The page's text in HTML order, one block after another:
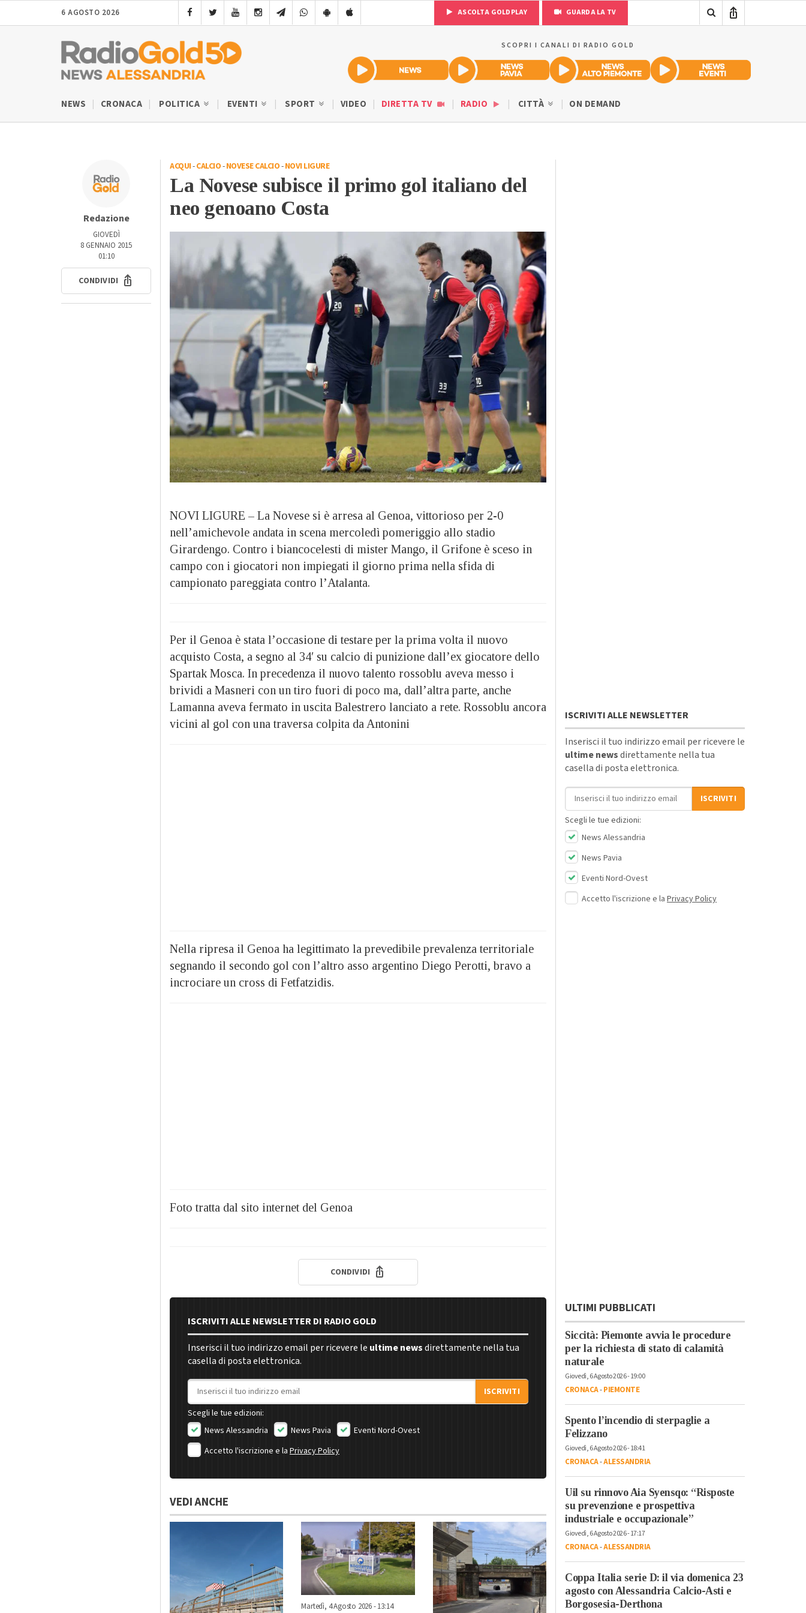
6 AGOSTO 2026 ASCOLTA GOLDPLAY GUARDA LA TV
SCOPRI I CANALI DI RADIO GOLD
NEWS CRONACA POLITICA EVENTI SPORT VIDEO DIRETTA TV RADIO CITTÀ ON DEMAND
Redazione
GIOVEDÌ
8 GENNAIO 2015
01:10
CONDIVIDI
ACQUI-CALCIO-NOVESE CALCIO-NOVI LIGURE
La Novese subisce il primo gol italiano del
neo genoano Costa
NOVI LIGURE – La Novese si è arresa al Genoa, vittorioso per 2-0
nell’amichevole andata in scena mercoledì pomeriggio allo stadio
Girardengo. Contro i biancocelesti di mister Mango, il Grifone è sceso in
campo con i giocatori non impiegati il giorno prima nella sfida di
campionato pareggiata contro l’Atalanta.
Per il Genoa è stata l’occasione di testare per la prima volta il nuovo
acquisto Costa, a segno al 34′ su calcio di punizione dall’ex giocatore dello
Spartak Mosca. In precedenza il nuovo talento rossoblu aveva messo i
brividi a Masneri con un tiro fuori di poco ma, dall’altra parte, anche
Lamanna aveva fermato in uscita Balestrero lanciato a rete. Rossoblu ancora
vicini al gol con una traversa colpita da Antonini
Nella ripresa il Genoa ha legittimato la prevedibile prevalenza territoriale
segnando il secondo gol con l’altro asso argentino Diego Perotti, bravo a
incrociare un cross di Fetfatzidis.
Foto tratta dal sito internet del Genoa
CONDIVIDI
ISCRIVITI ALLE NEWSLETTER DI RADIO GOLD
Inserisci il tuo indirizzo email per ricevere le ultime newsdirettamente nella tua
casella di posta elettronica.
Indirizzo email
ISCRIVITI
Scegli le tue edizioni:
News Alessandria
News Pavia
Eventi Nord-Ovest
Accetto l'iscrizione e la Privacy Policy
VEDI ANCHE
Martedì, 4 Agosto 2026 - 13:14
ISCRIVITI ALLE NEWSLETTER
Inserisci il tuo indirizzo email per ricevere le
ultime newsdirettamente nella tua
casella di posta elettronica.
Indirizzo email
ISCRIVITI
Scegli le tue edizioni:
News Alessandria
News Pavia
Eventi Nord-Ovest
Accetto l'iscrizione e la Privacy Policy
ULTIMI PUBBLICATI
Siccità: Piemonte avvia le procedure
per la richiesta di stato di calamità
naturale
Giovedì, 6 Agosto 2026 - 19:00
CRONACA-PIEMONTE
Spento l’incendio di sterpaglie a
Felizzano
Giovedì, 6 Agosto 2026 - 18:41
CRONACA-ALESSANDRIA
Uil su rinnovo Aia Syensqo: “Risposte
su prevenzione e prospettiva
industriale e occupazionale”
Giovedì, 6 Agosto 2026 - 17:17
CRONACA-ALESSANDRIA
Coppa Italia serie D: il via domenica 23
agosto con Alessandria Calcio-Asti e
Borgosesia-Derthona